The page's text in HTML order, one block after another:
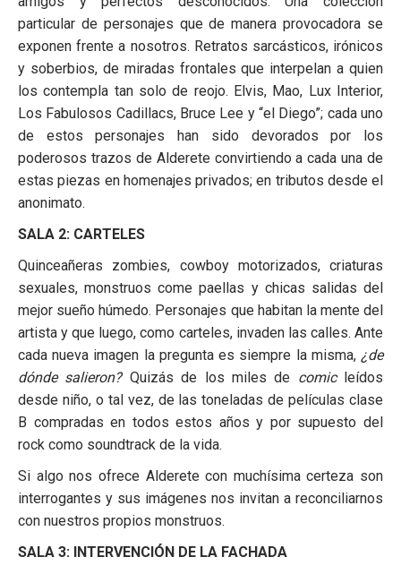
particular de personajes que de manera provocadora se
exponen frente a nosotros. Retratos sarcásticos, irónicos
y soberbios, de miradas frontales que interpelan a quien
los contempla tan solo de reojo. Elvis, Mao, Lux Interior,
Los Fabulosos Cadillacs, Bruce Lee y “el Diego”; cada uno
de estos personajes han sido devorados por los
poderosos trazos de Alderete convirtiendo a cada una de
estas piezas en homenajes privados; en tributos desde el
anonimato.
SALA 2: CARTELES
Quinceañeras zombies, cowboy motorizados, criaturas
sexuales, monstruos come paellas y chicas salidas del
mejor sueño húmedo. Personajes que habitan la mente del
artista y que luego, como carteles, invaden las calles. Ante
cada nueva imagen la pregunta es siempre la misma, ¿de
dónde salieron? Quizás de los miles de comicleídos
desde niño, o tal vez, de las toneladas de películas clase
B compradas en todos estos años y por supuesto del
rock como soundtrack de la vida.
Si algo nos ofrece Alderete con muchísima certeza son
interrogantes y sus imágenes nos invitan a reconciliarnos
con nuestros propios monstruos.
SALA 3: INTERVENCIÓN DE LA FACHADA